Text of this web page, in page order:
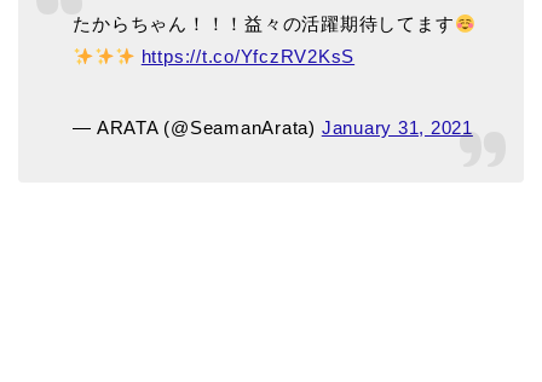
たからちゃん！！！益々の活躍期待してます
https://t.co/YfczRV2KsS
— ARATA (@SeamanArata) January 31, 2021